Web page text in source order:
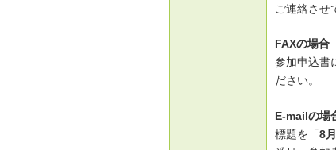
ご連絡させ
FAXの場合
参加申込書
ださい。
E-mailの場
標題を「8